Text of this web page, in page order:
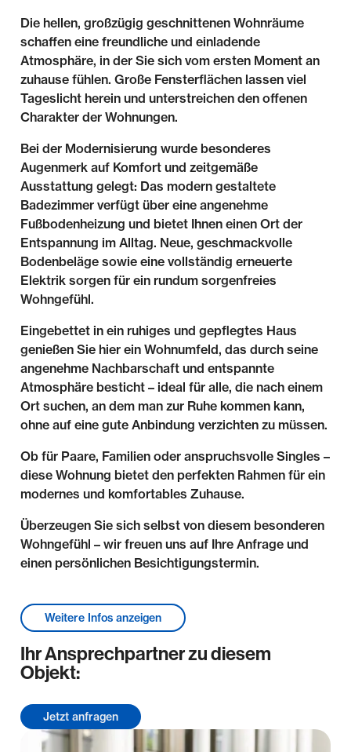
Die hellen, großzügig geschnittenen Wohnräume
schaffen eine freundliche und einladende
Atmosphäre, in der Sie sich vom ersten Moment an
zuhause fühlen. Große Fensterflächen lassen viel
Tageslicht herein und unterstreichen den offenen
Charakter der Wohnungen.
Bei der Modernisierung wurde besonderes
Augenmerk auf Komfort und zeitgemäße
Ausstattung gelegt: Das modern gestaltete
Badezimmer verfügt über eine angenehme
Fußbodenheizung und bietet Ihnen einen Ort der
Entspannung im Alltag. Neue, geschmackvolle
Bodenbeläge sowie eine vollständig erneuerte
Elektrik sorgen für ein rundum sorgenfreies
Wohngefühl.
Eingebettet in ein ruhiges und gepflegtes Haus
genießen Sie hier ein Wohnumfeld, das durch seine
angenehme Nachbarschaft und entspannte
Atmosphäre besticht – ideal für alle, die nach einem
Ort suchen, an dem man zur Ruhe kommen kann,
ohne auf eine gute Anbindung verzichten zu müssen.
Ob für Paare, Familien oder anspruchsvolle Singles –
diese Wohnung bietet den perfekten Rahmen für ein
modernes und komfortables Zuhause.
Überzeugen Sie sich selbst von diesem besonderen
Wohngefühl – wir freuen uns auf Ihre Anfrage und
einen persönlichen Besichtigungstermin.
Lage & Umgebung
Whyra, einer ruhigen und gewachsenen Wohnlage
mit überwiegend lockerer Bebauung. Das Umfeld ist
und viel Grün.
Die Innenstadt von Borna ist in wenigen Minuten
Weitere Infos anzeigen
Ihr Ansprechpartner zu diesem
Objekt:
Jetzt anfragen